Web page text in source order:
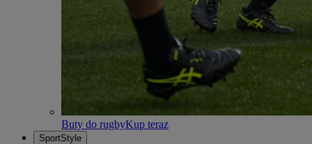
Buty do rugbyKup teraz
SportStyle